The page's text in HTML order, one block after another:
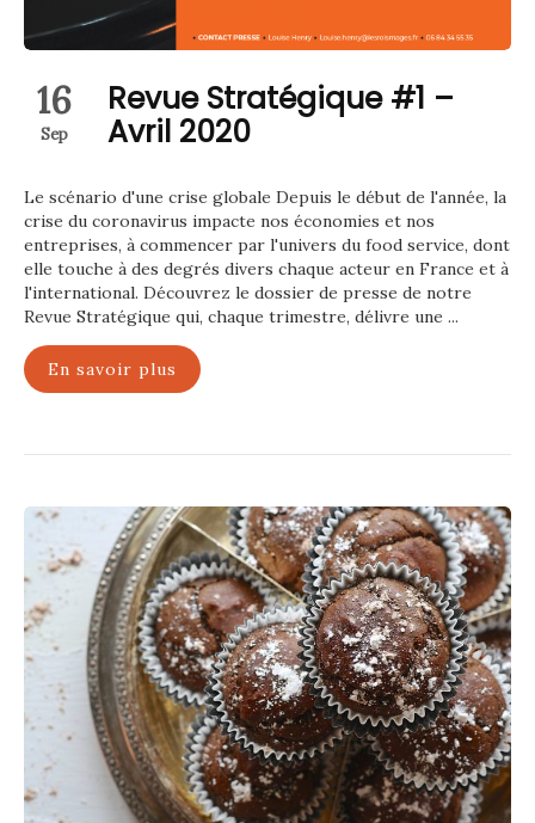
16
Sep
Revue Stratégique #1 –
Avril 2020
Le scénario d'une crise globale Depuis le début de l'année, la
crise du coronavirus impacte nos économies et nos
entreprises, à commencer par l'univers du food service, dont
elle touche à des degrés divers chaque acteur en France et à
l'international. Découvrez le dossier de presse de notre
Revue Stratégique qui, chaque trimestre, délivre une ...
En savoir plus